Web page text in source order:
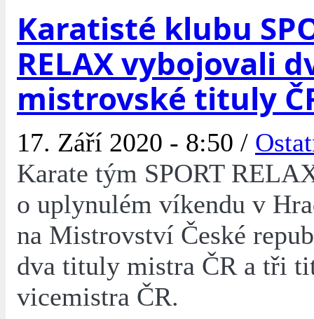
Karatisté klubu
RELAX vybojovali
mistrovské tituly
17. Září 2020 - 8:50 /
Karate tým SPORT
o uplynulém víkendu v
na Mistrovství České
dva tituly mistra ČR a tři
vicemistra ČR.